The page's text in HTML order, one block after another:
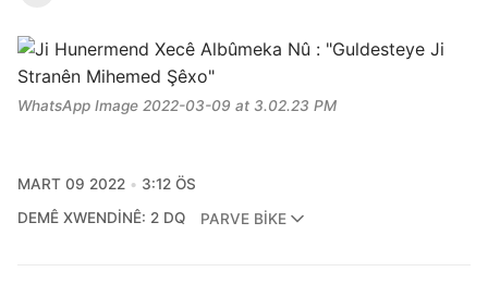
WhatsApp Image 2022-03-09 at 3.02.23 PM
MART 09 2022
3:12 ÖS
DEMÊ XWENDINÊ: 2 DQ
PARVE BIKE